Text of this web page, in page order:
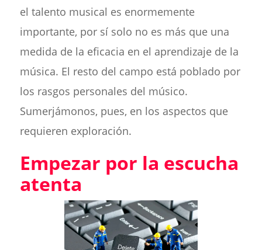
el talento musical es enormemente
importante, por sí solo no es más que una
medida de la eficacia en el aprendizaje de la
música. El resto del campo está poblado por
los rasgos personales del músico.
Sumerjámonos, pues, en los aspectos que
requieren exploración.
Empezar por la escucha
atenta